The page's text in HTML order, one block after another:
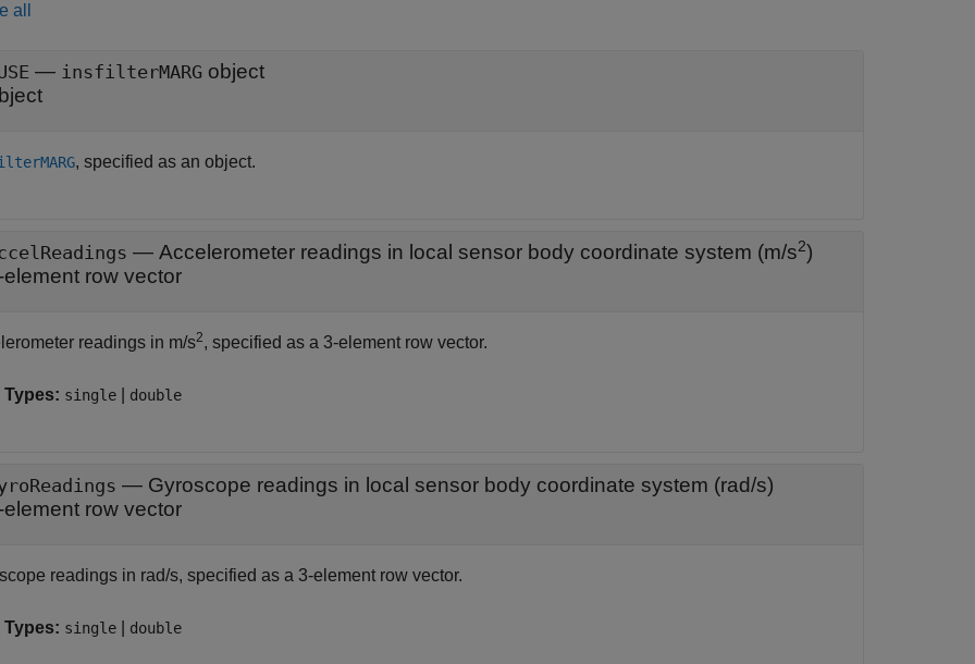
all
— insfilterMARG object
, specified as an object.
— Accelerometer readings in local sensor body coordinate system (m/s2)
element row vector
readings in m/s2, specified as a 3-element row vector.
Types: single double
— Gyroscope readings in local sensor body coordinate system (rad/s)
element row vector
readings in rad/s, specified as a 3-element row vector.
Types: single double